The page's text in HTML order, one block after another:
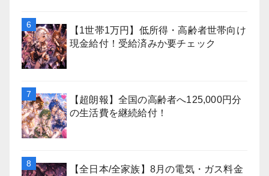
【1世帯1万円】低所得・高齢者世帯向け
現金給付！受給済みか要チェック
【超朗報】全国の高齢者へ125,000円分
の生活費を継続給付！
【全日本/全家族】8月の電気・ガス料金